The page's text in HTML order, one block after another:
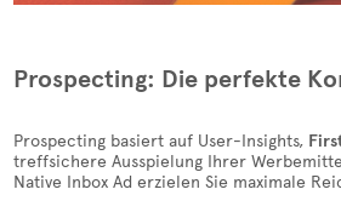
Prospecting: Die perfekte
Prospecting basiert auf User-Insights,
treffsichere Ausspielung Ihrer
Native Inbox Ad erzielen Sie maximale